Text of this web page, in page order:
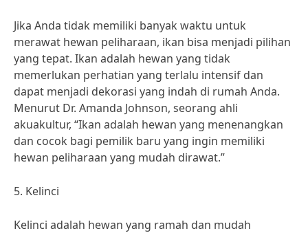
Jika Anda tidak memiliki banyak waktu untuk
merawat hewan peliharaan, ikan bisa menjadi pilihan
yang tepat. Ikan adalah hewan yang tidak
memerlukan perhatian yang terlalu intensif dan
dapat menjadi dekorasi yang indah di rumah Anda.
Menurut Dr. Amanda Johnson, seorang ahli
akuakultur, “Ikan adalah hewan yang menenangkan
dan cocok bagi pemilik baru yang ingin memiliki
hewan peliharaan yang mudah dirawat.”
5. Kelinci
Kelinci adalah hewan yang ramah dan mudah